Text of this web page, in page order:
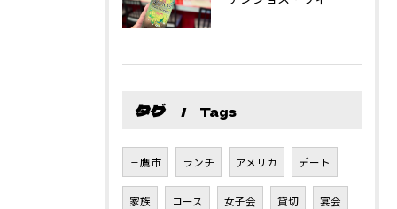
タグ Tags
三鷹市 ランチ アメリカ デート
家族 コース 女子会 貸切 宴会